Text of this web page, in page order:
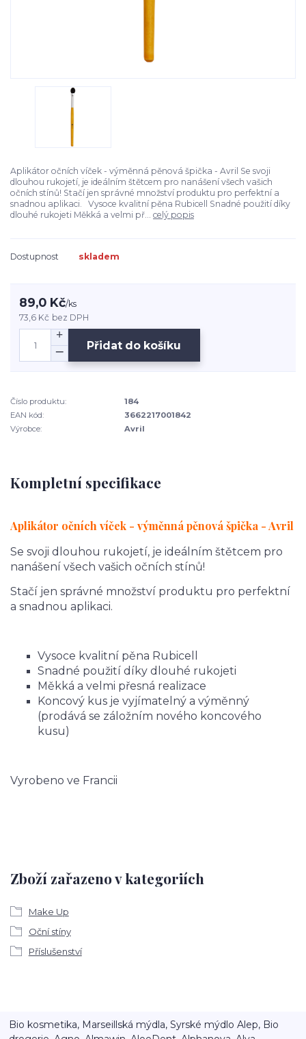
Aplikátor očních víček - výměnná pěnová špička - Avril Se svoji
dlouhou rukojetí, je ideálním štětcem pro nanášení všech vašich
očních stínů! Stačí jen správné množství produktu pro perfektní a
snadnou aplikaci. Vysoce kvalitní pěna Rubicell Snadné použití díky
dlouhé rukojeti Měkká a velmi př... celý popis
Dostupnost skladem
89,0 Kč/ks
73,6 Kč bez DPH
Přidat do košíku
Číslo produktu:
184
EAN kód:
3662217001842
Výrobce:
Avril
Kompletní specifikace
Aplikátor očních víček - výměnná pěnová špička - Avril
Se svoji dlouhou rukojetí, je ideálním štětcem pro
nanášení všech vašich očních stínů!
Stačí jen správné množství produktu pro perfektní
a snadnou aplikaci.
Vysoce kvalitní pěna Rubicell
Snadné použití díky dlouhé rukojeti
Měkká a velmi přesná realizace
Koncový kus je vyjímatelný a výměnný
(prodává se záložním nového koncového
kusu)
Vyrobeno ve Francii
Zboží zařazeno v kategoriích
Make Up
Oční stíny
Příslušenství
Bio kosmetika, Marseillská mýdla, Syrské mýdlo Alep, Bio